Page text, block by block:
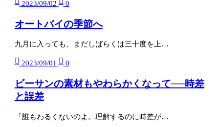
2023/09/02 0
オートバイの季節へ
九月に入っても、まだしばらくは三十度を上…
2023/09/01 0
ビーサンの素材もやわらかくなって──時差
と誤差
「誰もわるくないのよ。理解するのに時差が…